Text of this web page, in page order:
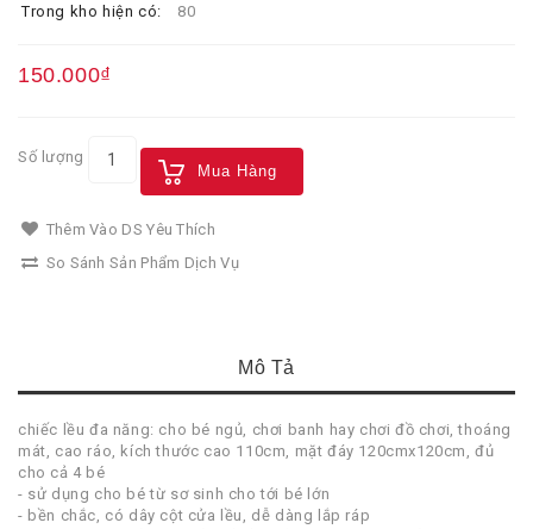
Trong kho hiện có:
80
150.000₫
Số lượng
Mua Hàng
Thêm Vào DS Yêu Thích
So Sánh Sản Phẩm Dịch Vụ
Mô Tả
chiếc lều đa năng: cho bé ngủ, chơi banh hay chơi đồ chơi, thoáng
mát, cao ráo, kích thước cao 110cm, mặt đáy 120cmx120cm, đủ
cho cả 4 bé
- sử dụng cho bé từ sơ sinh cho tới bé lớn
- bền chắc, có dây cột cửa lều, dễ dàng lắp ráp